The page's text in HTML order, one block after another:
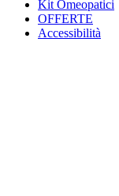
Kit Omeopatici
OFFERTE
Accessibilità